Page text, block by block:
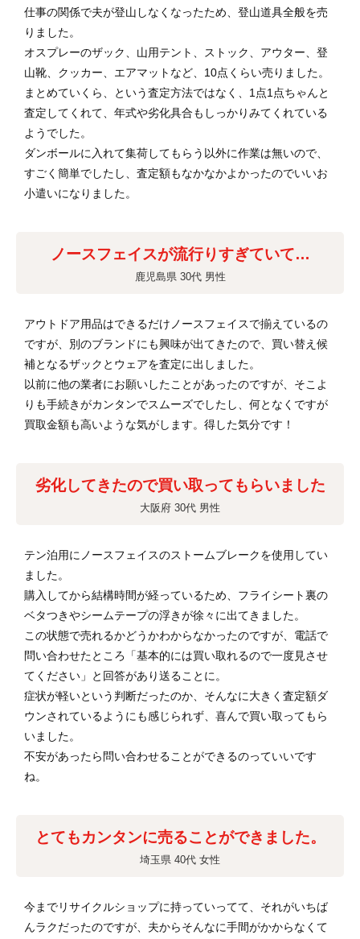
仕事の関係で夫が登山しなくなったため、登山道具全般を売
りました。
オスプレーのザック、山用テント、ストック、アウター、登
山靴、クッカー、エアマットなど、10点くらい売りました。
まとめていくら、という査定方法ではなく、1点1点ちゃんと
査定してくれて、年式や劣化具合もしっかりみてくれている
ようでした。
ダンボールに入れて集荷してもらう以外に作業は無いので、
すごく簡単でしたし、査定額もなかなかよかったのでいいお
小遣いになりました。
ノースフェイスが流行りすぎていて…
鹿児島県 30代 男性
アウトドア用品はできるだけノースフェイスで揃えているの
ですが、別のブランドにも興味が出てきたので、買い替え候
補となるザックとウェアを査定に出しました。
以前に他の業者にお願いしたことがあったのですが、そこよ
りも手続きがカンタンでスムーズでしたし、何となくですが
買取金額も高いような気がします。得した気分です！
劣化してきたので買い取ってもらいました
大阪府 30代 男性
テン泊用にノースフェイスのストームブレークを使用してい
ました。
購入してから結構時間が経っているため、フライシート裏の
ベタつきやシームテープの浮きが徐々に出てきました。
この状態で売れるかどうかわからなかったのですが、電話で
問い合わせたところ「基本的には買い取れるので一度見させ
てください」と回答があり送ることに。
症状が軽いという判断だったのか、そんなに大きく査定額ダ
ウンされているようにも感じられず、喜んで買い取ってもら
いました。
不安があったら問い合わせることができるのっていいです
ね。
とてもカンタンに売ることができました。
埼玉県 40代 女性
今までリサイクルショップに持っていってて、それがいちば
んラクだったのですが、夫からそんなに手間がかからなくて